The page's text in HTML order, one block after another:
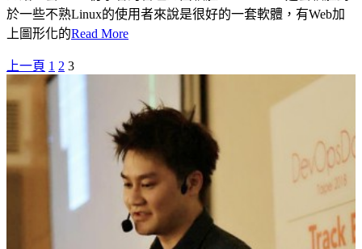
於一些不熟Linux的使用者來說是很好的一套軟體，有Web加
上圖形化的Read More
文
章
覽
上一頁 1 2 3